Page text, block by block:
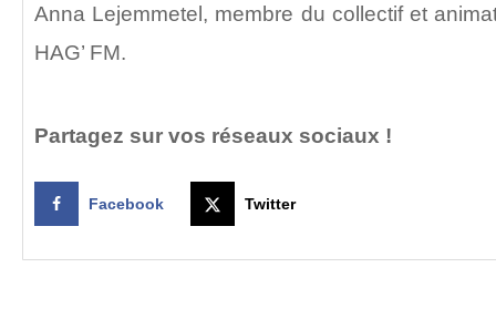
Anna Lejemmetel, membre du collectif et
HAG’ FM.
Partagez sur vos réseaux sociaux !
Facebook Twitter